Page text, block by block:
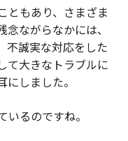
ともあり、さまざま
ながらなかには、
不誠実な対応をした
て大きなトラブルに
しました。
るのですね。